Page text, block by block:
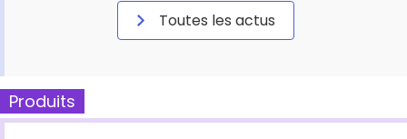
Toutes les actus
Produits